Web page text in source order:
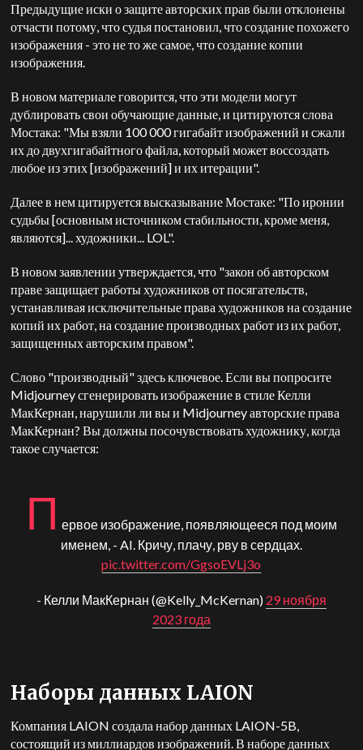
Предыдущие иски о защите авторских прав были отклонены
отчасти потому, что судья постановил, что создание похожего
изображения - это не то же самое, что создание копии
изображения.
В новом материале говорится, что эти модели могут
дублировать свои обучающие данные, и цитируются слова
Мостака: "Мы взяли 100 000 гигабайт изображений и сжали
их до двухгигабайтного файла, который может воссоздать
любое из этих [изображений] и их итерации".
Далее в нем цитируется высказывание Мостаке: "По иронии
судьбы [основным источником стабильности, кроме меня,
являются]... художники... LOL".
В новом заявлении утверждается, что "закон об авторском
праве защищает работы художников от посягательств,
устанавливая исключительные права художников на создание
копий их работ, на создание производных работ из их работ,
защищенных авторским правом".
Слово "производный" здесь ключевое. Если вы попросите
Midjourney сгенерировать изображение в стиле Келли
МакКернан, нарушили ли вы и Midjourney авторские права
МакКернан? Вы должны посочувствовать художнику, когда
такое случается:
П ервое изображение, появляющееся под моим
именем, - AI. Кричу, плачу, рву в сердцах.
pic.twitter.com/GgsoEVLj3o
- Келли МакКернан (@Kelly_McKernan) 29 ноября
2023 года
Наборы данных LAION
Компания LAION создала набор данных LAION-5B,
состоящий из миллиардов изображений. В наборе данных